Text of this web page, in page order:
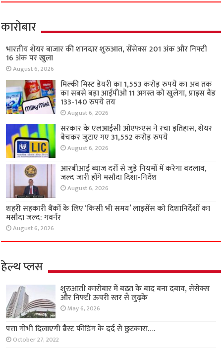
कारोबार
भारतीय शेयर बाजार की शानदार शुरुआत, सेंसेक्स 201 अंक और निफ्टी
16 अंक पर खुला
August 6, 2026
मिल्की मिस्ट डेयरी का 1,553 करोड़ रुपये का अब तक
का सबसे बड़ा आईपीओ 11 अगस्त को खुलेगा, प्राइस बैंड
133-140 रुपये तय
August 6, 2026
सरकार के एलआईसी ओएफएस ने रचा इतिहास, शेयर
बेचकर जुटाए गए 31,552 करोड़ रुपये
August 6, 2026
आरबीआई ब्याज दरों से जुड़े नियमों में करेगा बदलाव,
जल्द जारी होंगे मसौदा दिशा-निर्देश
August 6, 2026
शहरी सहकारी बैंकों के लिए ‘किसी भी समय’ लाइसेंस को दिशानिर्देशों का
मसौदा जल्द: गवर्नर
August 6, 2026
हेल्थ प्लस
शुरुआती कारोबार में बढ़त के बाद बना दबाव, सेंसेक्स
और निफ्टी ऊपरी स्तर से लुढ़के
May 6, 2026
पत्ता गोभी दिलाएगी ब्रैस्ट फीडिंग के दर्द से छुटकारा….
October 27, 2022